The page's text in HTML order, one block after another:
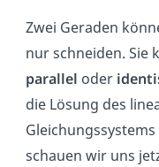
Zwei Geraden
nur schneiden. Sie
parallel oder
die Lösung des
schauen wir uns